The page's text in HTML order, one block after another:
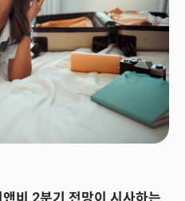
를 바탕으로 구글의 메인 사업까지
.